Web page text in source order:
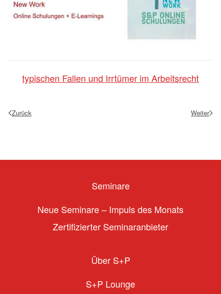
typischen Fallen und Irrtümer im Arbeitsrecht
Zurück Weiter
Seminare
Neue Seminare – Impuls des Monats
Zertifizierter Seminaranbieter
Über S+P
S+P Lounge